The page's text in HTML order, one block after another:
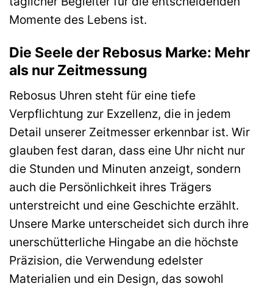
Momente des Lebens ist.
Die Seele der Rebosus Marke: Mehr
als nur Zeitmessung
Rebosus Uhren steht für eine tiefe
Verpflichtung zur Exzellenz, die in jedem
Detail unserer Zeitmesser erkennbar ist. Wir
glauben fest daran, dass eine Uhr nicht nur
die Stunden und Minuten anzeigt, sondern
auch die Persönlichkeit ihres Trägers
unterstreicht und eine Geschichte erzählt.
Unsere Marke unterscheidet sich durch ihre
unerschütterliche Hingabe an die höchste
Präzision, die Verwendung edelster
Materialien und ein Design, das sowohl